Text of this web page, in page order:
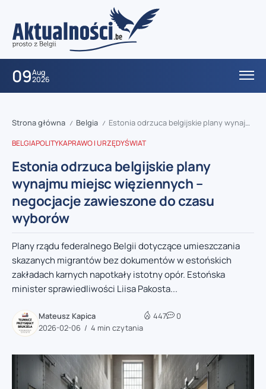
09Aug
2026
Strona główna / Belgia / Estonia odrzuca belgijskie plany wynajmu miejsc więziennych – negocjacje zawieszone do czasu wyborów
BELGIAPOLITYKAPRAWO I URZĘDYŚWIAT
Estonia odrzuca belgijskie plany
wynajmu miejsc więziennych –
negocjacje zawieszone do czasu
wyborów
Plany rządu federalnego Belgii dotyczące umieszczania
skazanych migrantów bez dokumentów w estońskich
zakładach karnych napotkały istotny opór. Estońska
minister sprawiedliwości Liisa Pakosta...
Mateusz Kapica
2026-02-06
4 min czytania
447 0